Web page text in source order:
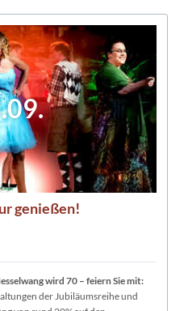
genießen!
wird 70 – feiern Sie mit:
der Jubiläumsreihe und